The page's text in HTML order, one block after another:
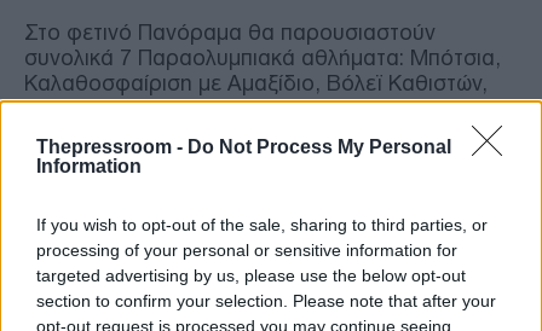
Thepressroom - Do Not Process My Personal
Information
If you wish to opt-out of the sale, sharing to third parties, or
processing of your personal or sensitive information for
targeted advertising by us, please use the below opt-out
section to confirm your selection. Please note that after your
opt-out request is processed you may continue seeing
Στο φετινό Πανόραμα θα παρουσιαστούν
συνολικά 7 Παραολυμπιακά αθλήματα: Μπότσια,
Καλαθοσφαίριση με Αμαξίδιο, Βόλεϊ Καθιστών,
Επιτραπέζια Αντισφαίριση, Ποδόσφαιρο
Ακρωτηριασμένων, Ποδόσφαιρο Τυφλών και
Παρά-Μπάντμιντον. Οι επισκέπτες θα μπορούν όχι
αθλήματος και να βιώσουν από κοντά το πνεύμα
του Παραολυμπιακού κινήματος.
Το «6ο Παραολυμπιακό Πανόραμα» φιλοδοξεί και